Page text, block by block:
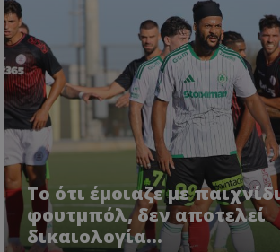
Το ότι έμοιαζε με
φουτμπόλ, δεν αποτελεί
δικαιολογία…